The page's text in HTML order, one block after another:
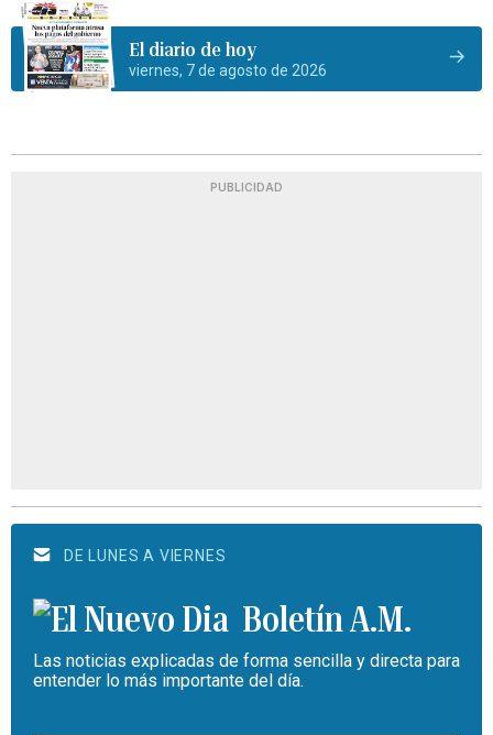
El diario de hoy
viernes, 7 de agosto de 2026
PUBLICIDAD
DE LUNES A VIERNES
Boletín A.M.
Las noticias explicadas de forma sencilla y directa para
entender lo más importante del día.